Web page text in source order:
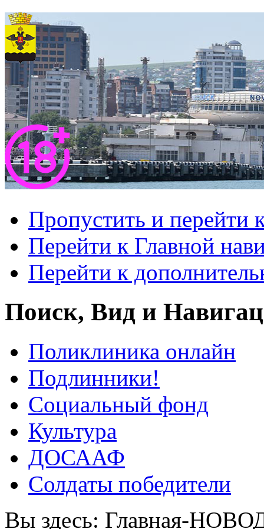
Пропустить и перейти
Перейти к Главной
Перейти к
Поиск, Вид и
Поликлиника онлайн
Подлинники!
Социальный фонд
Культура
ДОСААФ
Солдаты победители
Вы здесь: Главная-